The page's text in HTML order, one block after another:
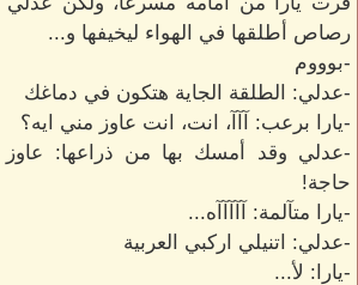
رصاص أطلقها في الهواء ليخيفها و...
-بوووم
-عدلي: الطلقة الجاية هتكون في دماغك
-يارا برعب: آآآ، انت، انت عاوز مني ايه؟
-عدلي وقد أمسك بها من ذراعها:
حاجة!
-يارا متآلمة: آآآآآه...
-عدلي: اتنيلي اركبي العربية
-يارا: لأ...